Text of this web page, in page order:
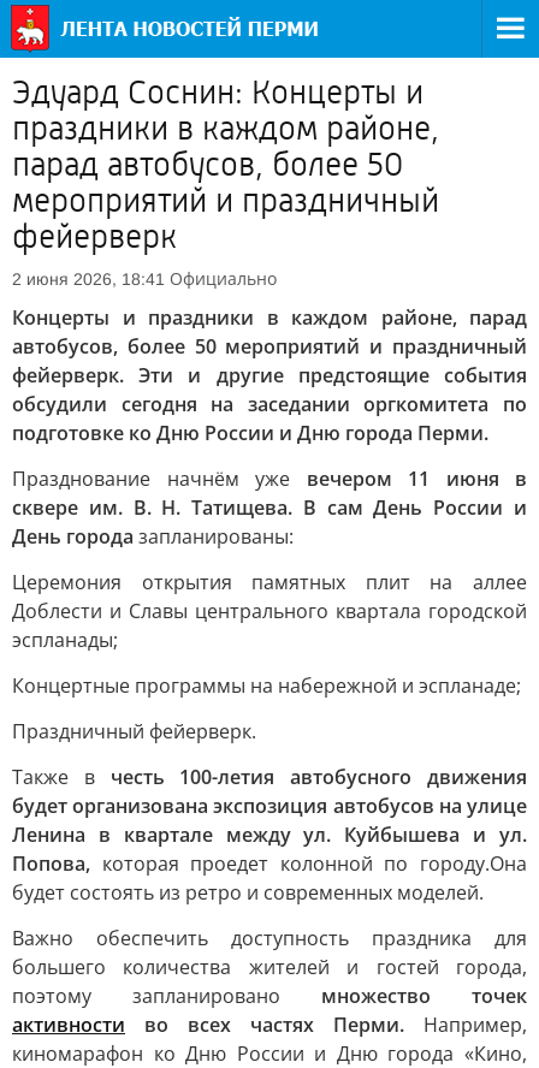
Эдуард Соснин: Концерты и
праздники в каждом районе,
парад автобусов, более 50
мероприятий и праздничный
фейерверк
2 июня 2026, 18:41 Официально
Концерты и праздники в каждом районе, парад
автобусов, более 50 мероприятий и праздничный
фейерверк. Эти и другие предстоящие события
обсудили сегодня на заседании оргкомитета по
подготовке ко Дню России и Дню города Перми.
Празднование начнём уже вечером 11 июня в
сквере им. В. Н. Татищева. В сам День России и
День города запланированы:
Церемония открытия памятных плит на аллее
Доблести и Славы центрального квартала городской
эспланады;
Концертные программы на набережной и эспланаде;
Праздничный фейерверк.
Также в честь 100-летия автобусного движения
будет организована экспозиция автобусов на улице
Ленина в квартале между ул. Куйбышева и ул.
Попова, которая проедет колонной по городу.Она
будет состоять из ретро и современных моделей.
Важно обеспечить доступность праздника для
большего количества жителей и гостей города,
поэтому запланировано множество точек
активности во всех частях Перми. Например,
киномарафон ко Дню России и Дню города «Кино,